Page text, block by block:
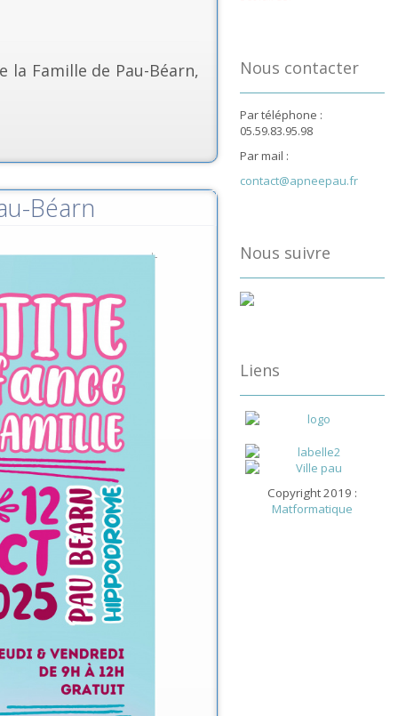
la Famille de Pau-Béarn,
Béarn
Nous contacter
Par téléphone :
05.59.83.95.98
Par mail :
contact@apneepau.fr
Nous suivre
Liens
Copyright 2019 :
Matformatique